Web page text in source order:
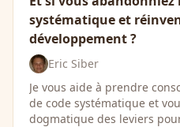
systématique et
développement ?
Eric Siber
Je vous aide à prendre
de code systématique et
dogmatique des leviers